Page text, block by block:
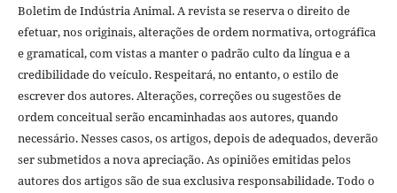
Boletim de Indústria Animal. A revista se reserva o direito de
efetuar, nos originais, alterações de ordem normativa, ortográfica
e gramatical, com vistas a manter o padrão culto da língua e a
credibilidade do veículo. Respeitará, no entanto, o estilo de
escrever dos autores. Alterações, correções ou sugestões de
ordem conceitual serão encaminhadas aos autores, quando
necessário. Nesses casos, os artigos, depois de adequados, deverão
ser submetidos a nova apreciação. As opiniões emitidas pelos
autores dos artigos são de sua exclusiva responsabilidade. Todo o